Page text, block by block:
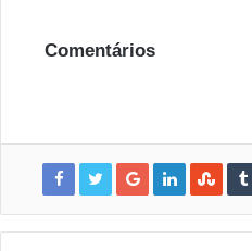
Comentários